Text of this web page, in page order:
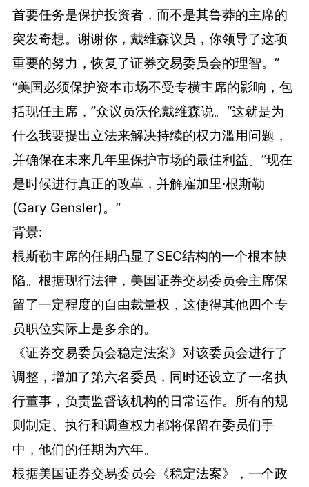
首要任务是保护投资者，而不是其鲁莽的主席的
突发奇想。谢谢你，戴维森议员，你领导了这项
重要的努力，恢复了证券交易委员会的理智。”
“美国必须保护资本市场不受专横主席的影响，包
括现任主席，”众议员沃伦戴维森说。“这就是为
什么我要提出立法来解决持续的权力滥用问题，
并确保在未来几年里保护市场的最佳利益。”现在
是时候进行真正的改革，并解雇加里·根斯勒
(Gary Gensler)。”
背景:
根斯勒主席的任期凸显了SEC结构的一个根本缺
陷。根据现行法律，美国证券交易委员会主席保
留了一定程度的自由裁量权，这使得其他四个专
员职位实际上是多余的。
《证券交易委员会稳定法案》对该委员会进行了
调整，增加了第六名委员，同时还设立了一名执
行董事，负责监督该机构的日常运作。所有的规
则制定、执行和调查权力都将保留在委员们手
中，他们的任期为六年。
根据美国证券交易委员会《稳定法案》，一个政